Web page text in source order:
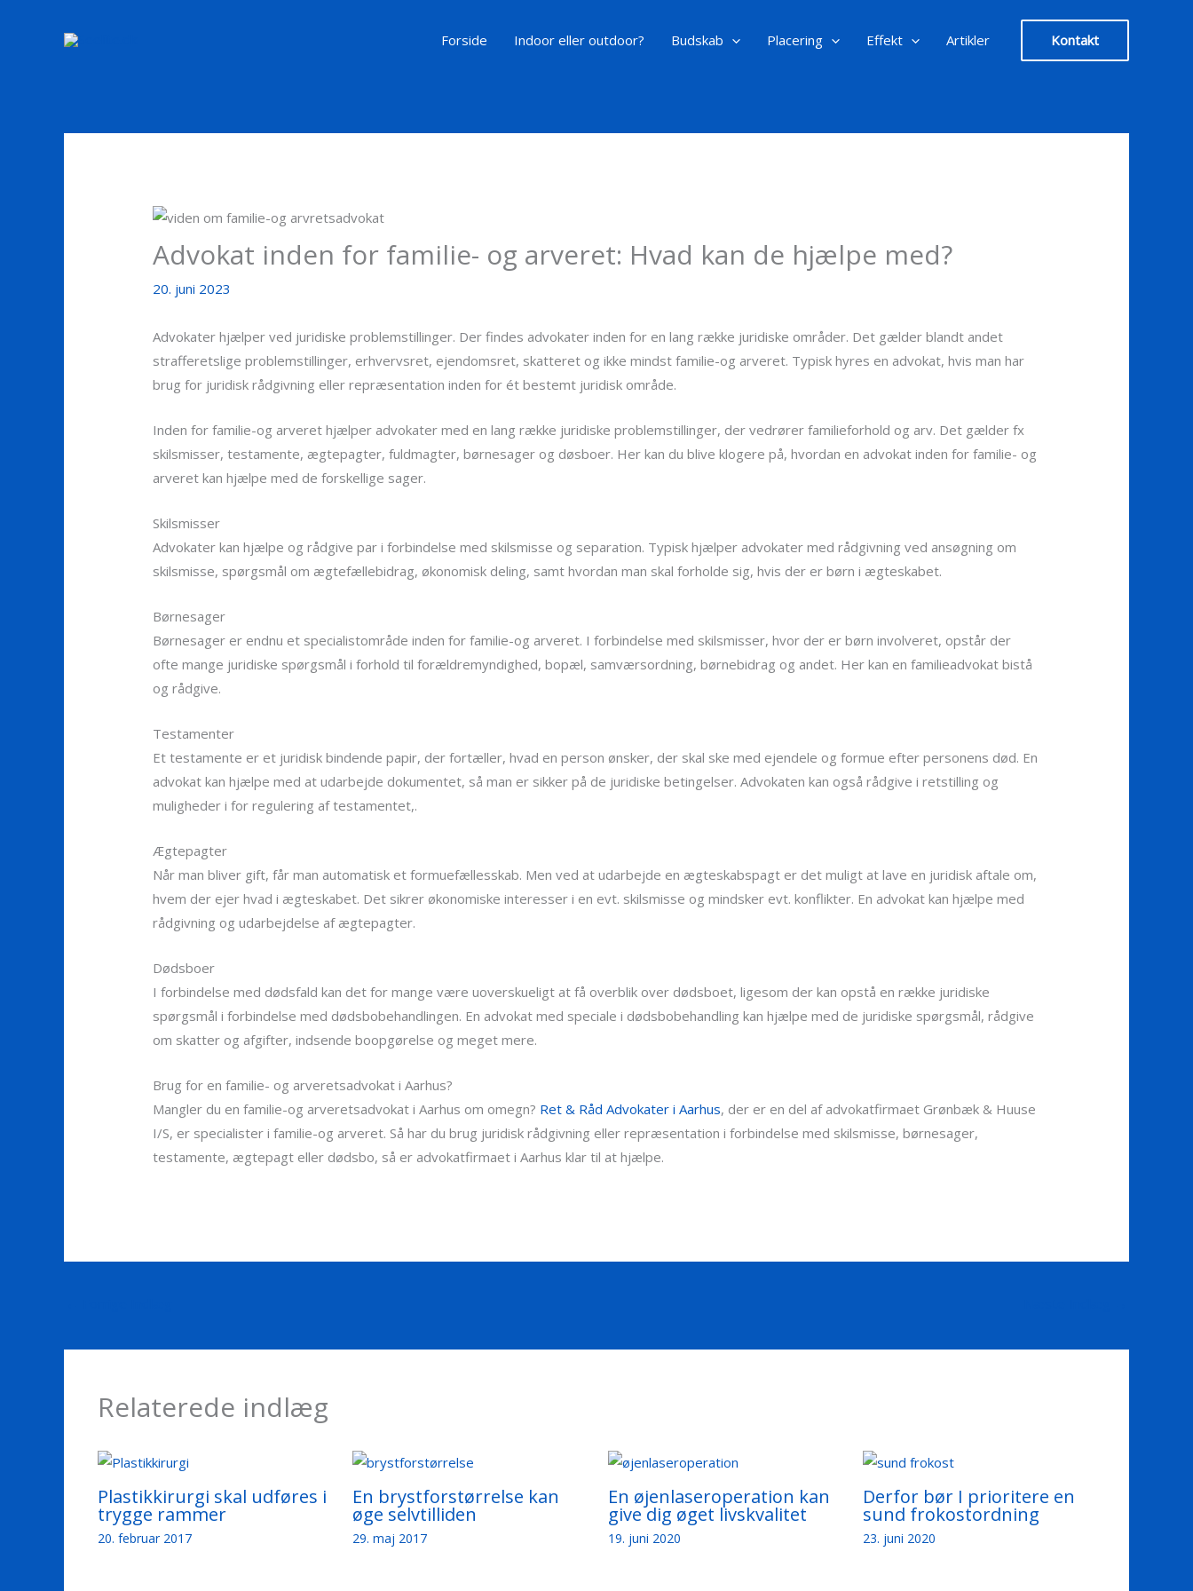
Forside Indoor eller outdoor? Budskab Placering Effekt Artikler Kontakt
Advokat inden for familie- og arveret: Hvad kan de hjælpe med?
20. juni 2023
Advokater hjælper ved juridiske problemstillinger. Der findes advokater inden for en lang række juridiske områder. Det gælder blandt andet
strafferetslige problemstillinger, erhvervsret, ejendomsret, skatteret og ikke mindst familie-og arveret. Typisk hyres en advokat, hvis man har
brug for juridisk rådgivning eller repræsentation inden for ét bestemt juridisk område.
Inden for familie-og arveret hjælper advokater med en lang række juridiske problemstillinger, der vedrører familieforhold og arv. Det gælder fx
skilsmisser, testamente, ægtepagter, fuldmagter, børnesager og døsboer. Her kan du blive klogere på, hvordan en advokat inden for familie- og
arveret kan hjælpe med de forskellige sager.
Skilsmisser
Advokater kan hjælpe og rådgive par i forbindelse med skilsmisse og separation. Typisk hjælper advokater med rådgivning ved ansøgning om
skilsmisse, spørgsmål om ægtefællebidrag, økonomisk deling, samt hvordan man skal forholde sig, hvis der er børn i ægteskabet.
Børnesager
Børnesager er endnu et specialistområde inden for familie-og arveret. I forbindelse med skilsmisser, hvor der er børn involveret, opstår der
ofte mange juridiske spørgsmål i forhold til forældremyndighed, bopæl, samværsordning, børnebidrag og andet. Her kan en familieadvokat bistå
og rådgive.
Testamenter
Et testamente er et juridisk bindende papir, der fortæller, hvad en person ønsker, der skal ske med ejendele og formue efter personens død. En
advokat kan hjælpe med at udarbejde dokumentet, så man er sikker på de juridiske betingelser. Advokaten kan også rådgive i retstilling og
muligheder i for regulering af testamentet,.
Ægtepagter
Når man bliver gift, får man automatisk et formuefællesskab. Men ved at udarbejde en ægteskabspagt er det muligt at lave en juridisk aftale om,
hvem der ejer hvad i ægteskabet. Det sikrer økonomiske interesser i en evt. skilsmisse og mindsker evt. konflikter. En advokat kan hjælpe med
rådgivning og udarbejdelse af ægtepagter.
Dødsboer
I forbindelse med dødsfald kan det for mange være uoverskueligt at få overblik over dødsboet, ligesom der kan opstå en række juridiske
spørgsmål i forbindelse med dødsbobehandlingen. En advokat med speciale i dødsbobehandling kan hjælpe med de juridiske spørgsmål, rådgive
om skatter og afgifter, indsende boopgørelse og meget mere.
Brug for en familie- og arveretsadvokat i Aarhus?
Mangler du en familie-og arveretsadvokat i Aarhus om omegn? Ret & Råd Advokater i Aarhus, der er en del af advokatfirmaet Grønbæk & Huuse
I/S, er specialister i familie-og arveret. Så har du brug juridisk rådgivning eller repræsentation i forbindelse med skilsmisse, børnesager,
testamente, ægtepagt eller dødsbo, så er advokatfirmaet i Aarhus klar til at hjælpe.
Relaterede indlæg
Plastikkirurgi skal udføres i
trygge rammer
20. februar 2017
En brystforstørrelse kan
øge selvtilliden
29. maj 2017
En øjenlaseroperation kan
give dig øget livskvalitet
19. juni 2020
Derfor bør I prioritere en
sund frokostordning
23. juni 2020